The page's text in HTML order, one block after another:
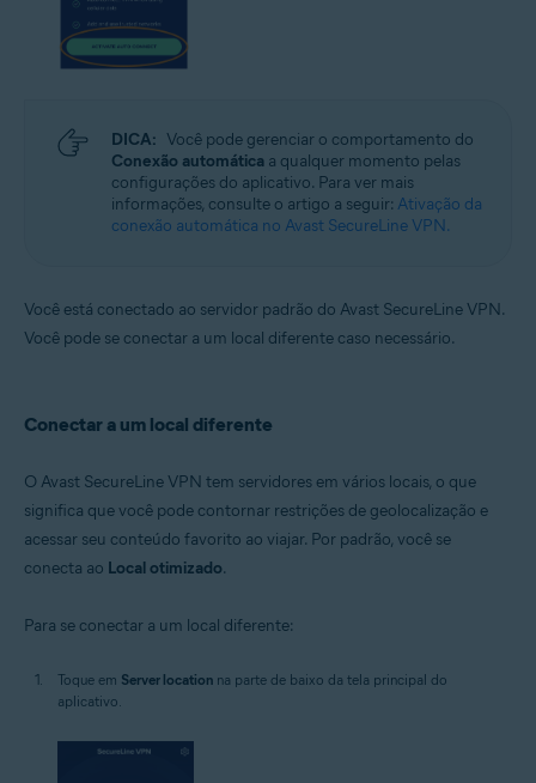
DICA: Você pode gerenciar o comportamento do
Conexão automática a qualquer momento pelas
configurações do aplicativo. Para ver mais
informações, consulte o artigo a seguir: Ativação da
conexão automática no Avast SecureLine VPN.
Você está conectado ao servidor padrão do Avast SecureLine VPN.
Você pode se conectar a um local diferente caso necessário.
Conectar a um local diferente
O Avast SecureLine VPN tem servidores em vários locais, o que
significa que você pode contornar restrições de geolocalização e
acessar seu conteúdo favorito ao viajar. Por padrão, você se
conecta ao Local otimizado.
Para se conectar a um local diferente:
Toque em Server location na parte de baixo da tela principal do
aplicativo.